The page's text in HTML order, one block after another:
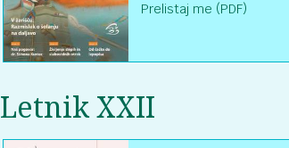
Prelistaj me (PDF)
Letnik XXII